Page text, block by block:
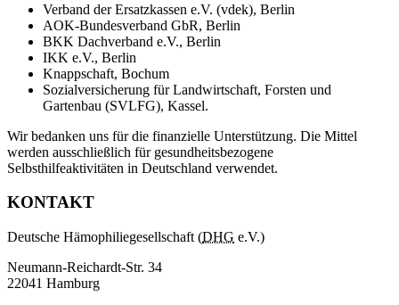
Verband der Ersatzkassen e.V. (vdek), Berlin
AOK-Bundesverband GbR, Berlin
BKK Dachverband e.V., Berlin
IKK e.V., Berlin
Knappschaft, Bochum
Sozialversicherung für Landwirtschaft, Forsten und
Gartenbau (SVLFG), Kassel.
Wir bedanken uns für die finanzielle Unterstützung. Die Mittel
werden ausschließlich für gesundheitsbezogene
Selbsthilfeaktivitäten in Deutschland verwendet.
KONTAKT
Deutsche Hämophiliegesellschaft (DHG e.V.)
Neumann-Reichardt-Str. 34
22041 Hamburg